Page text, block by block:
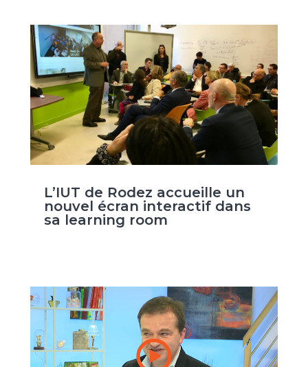
L’IUT de Rodez accueille un
nouvel écran interactif dans
sa learning room